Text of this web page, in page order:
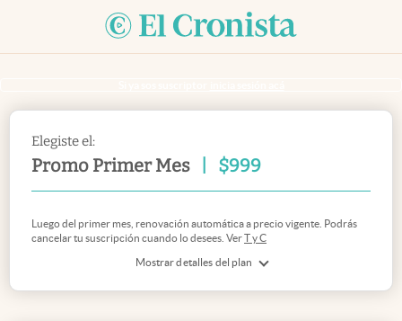
Elegiste el:
Promo Primer Mes $999
Mostrar detalles del plan
Luego del primer mes, renovación automática a precio vigente. Podrás
cancelar tu suscripción cuando lo desees. VerT y C